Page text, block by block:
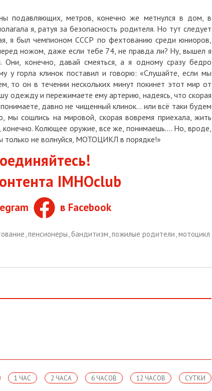
подавляющих, метров, конечно же метнулся в дом, в
я, ратуя за безопасность родителя. Но тут следует
я был чемпионом СССР по фехтованию среди юниоров,
ножом, даже если тебе 74, не правда ли? Ну, вышел я
конечно, давай смеяться, а я одному сразу бедро
у горла клинок поставил и говорю: «Слушайте, если мы
то он в течении нескольких минут покинет этот мир от
одежду и пережимаете ему артерию, надеясь, что скорая
давно не чищенный клинок... или всё таки будем
мы сошлись на мировой, скорая вовремя приехала, жить
Колющее оружие, все же, понимаешь.... Но, вроде,
только не волнуйся, МОТОЦИКЛ в порядке!»
IMHOclub
в Facebook
,пенсионеры,бандитизм,пожилые родители,мотоцикл
СУТКИ
12 ЧАСОВ
6 ЧАСОВ
2 ЧАСА
1 ЧАС